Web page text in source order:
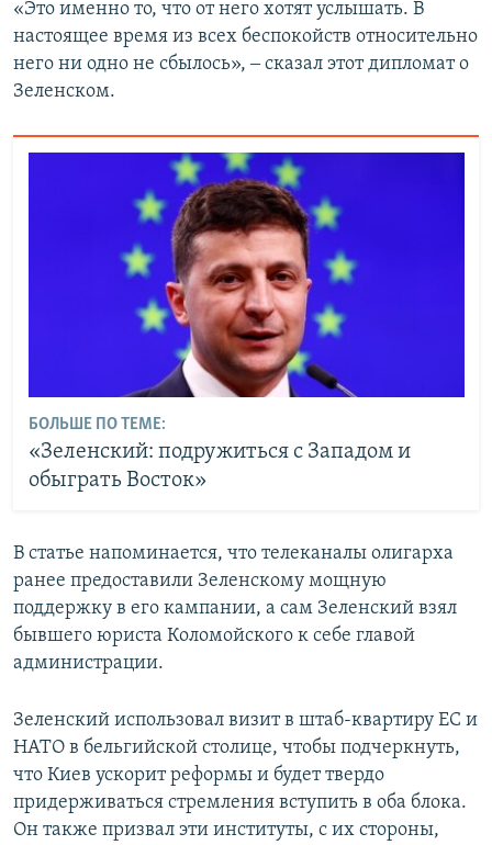
«Это именно то, что от него хотят услышать. В
настоящее время из всех беспокойств относительно
него ни одно не сбылось», ‒ сказал этот дипломат о
Зеленском.
БОЛЬШЕ ПО ТЕМЕ:
«Зеленский: подружиться с Западом и
обыграть Восток»
В статье напоминается, что телеканалы олигарха
ранее предоставили Зеленскому мощную
поддержку в его кампании, а сам Зеленский взял
бывшего юриста Коломойского к себе главой
администрации.
Зеленский использовал визит в штаб-квартиру ЕС и
НАТО в бельгийской столице, чтобы подчеркнуть,
что Киев ускорит реформы и будет твердо
придерживаться стремления вступить в оба блока.
Он также призвал эти институты, с их стороны,